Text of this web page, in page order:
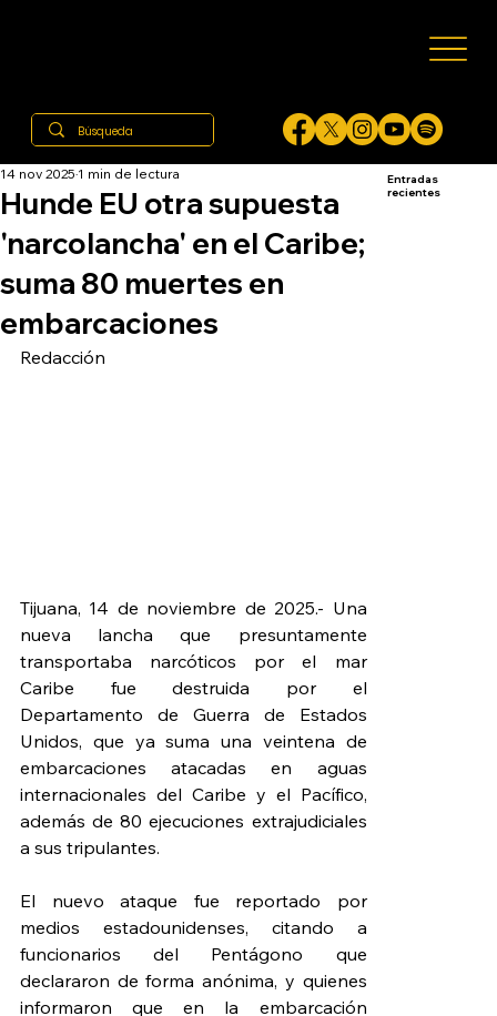
Hunde EU otra supuesta
'narcolancha' en el Caribe;
suma 80 muertes en
embarcaciones
14 nov 2025 1 min de lectura
Redacción
Tijuana, 14 de noviembre de 2025.- Una
nueva lancha que presuntamente
transportaba narcóticos por el mar
Caribe fue destruida por el
Departamento de Guerra de Estados
Unidos, que ya suma una veintena de
embarcaciones atacadas en aguas
internacionales del Caribe y el Pacífico,
además de 80 ejecuciones extrajudiciales
a sus tripulantes.
El nuevo ataque fue reportado por
medios estadounidenses, citando a
funcionarios del Pentágono que
declararon de forma anónima, y quienes
informaron que en la embarcación
Entradas
recientes